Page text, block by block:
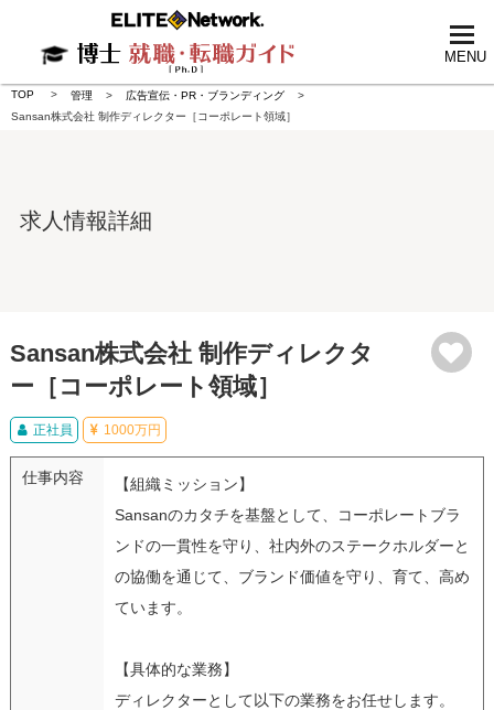
MENU
TOP 管理
広告宣伝・PR・ブランディング
Sansan株式会社 制作ディレクター［コーポレート領域］
求人情報詳細
Sansan株式会社 制作ディレクタ
ー［コーポレート領域］
正社員 1000万円
仕事内容
【組織ミッション】
Sansanのカタチを基盤として、コーポレートブラ
ンドの一貫性を守り、社内外のステークホルダーと
の協働を通じて、ブランド価値を守り、育て、高め
ています。
【具体的な業務】
ディレクターとして以下の業務をお任せします。